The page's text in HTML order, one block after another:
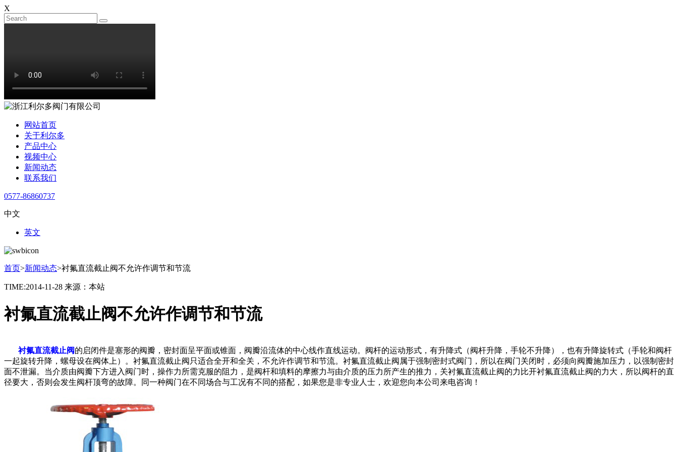
X
网站首页
关于利尔多
产品中心
视频中心
新闻动态
联系我们
0577-86860737
中文
英文
首页>新闻动态>衬氟直流截止阀不允许作调节和节流
TIME:2014-11-28 来源：本站
衬氟直流截止阀不允许作调节和节流
衬氟直流截止阀的启闭件是塞形的阀瓣，密封面呈平面或锥面，阀瓣沿流体的中心线作直线运动。阀杆的运动形式，有升降式（阀杆升降，手轮不升降），也有升降旋转式（手轮和阀杆
一起旋转升降，螺母设在阀体上）。衬氟直流截止阀只适合全开和全关，不允许作调节和节流。衬氟直流截止阀属于强制密封式阀门，所以在阀门关闭时，必须向阀瓣施加压力，以强制密封
面不泄漏。当介质由阀瓣下方进入阀门时，操作力所需克服的阻力，是阀杆和填料的摩擦力与由介质的压力所产生的推力，关衬氟直流截止阀的力比开衬氟直流截止阀的力大，所以阀杆的直
径要大，否则会发生阀杆顶弯的故障。同一种阀门在不同场合与工况有不同的搭配，如果您是非专业人士，欢迎您向本公司来电咨询！